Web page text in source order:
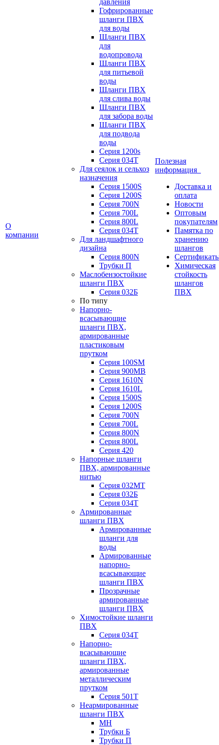
О
компании
давления
Гофрированные
шланги ПВХ
для воды
Шланги ПВХ
для
водопровода
Шланги ПВХ
для питьевой
воды
Шланги ПВХ
для слива воды
Шланги ПВХ
для забора воды
Шланги ПВХ
для подвода
воды
Серия 1200s
Серия 034Т
Для сеялок и сельхоз
назначения
Серия 1500S
Серия 1200S
Серия 700N
Серия 700L
Серия 800L
Серия 034T
Для ландшафтного
дизайна
Серия 800N
Трубки П
Маслобензостойкие
шланги ПВХ
Серия 032Б
По типу
Напорно-
всасывающие
шланги ПВХ,
армированные
пластиковым
прутком
Серия 100SM
Серия 900MB
Серия 1610N
Серия 1610L
Серия 1500S
Серия 1200S
Серия 700N
Серия 700L
Серия 800N
Серия 800L
Серия 420
Напорные шланги
ПВХ, армированные
нитью
Серия 032МТ
Серия 032Б
Серия 034Т
Армированные
шланги ПВХ
Армированные
шланги для
воды
Армированные
напорно-
всасывающие
шланги ПВХ
Прозрачные
армированные
шланги ПВХ
Химостойкие шланги
ПВХ
Серия 034Т
Напорно-
всасывающие
шланги ПВХ,
армированные
металлическим
прутком
Серия 501T
Неармированные
шланги ПВХ
МН
Трубки Б
Трубки П
Полезная
информация
Доставка и
оплата
Новости
Оптовым
покупателям
Памятка по
хранению
шлангов
Химическая
стойкость
шлангов
ПВХ